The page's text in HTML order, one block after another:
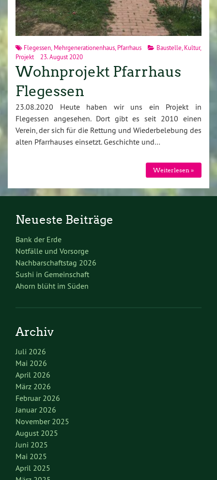
Flegessen Mehrgenerationenhaus, Pfarrhaus Baustelle Kultur,
Projekt
23. August 2020
Wohnprojekt Pfarrhaus
Flegessen
23.08.2020 Heute haben wir uns ein Projekt in
Flegessen angesehen. Dort gibt es seit 2010 einen
Verein, der sich für die Rettung und Wiederbelebung des
alten Pfarrhauses einsetzt. Geschichte und…
Weiterlesen »
Neueste Beiträge
Bank der Erde
Notfälle und Vorsorge
Nachbarschaftstag 2026
Sushi in Gemeinschaft
Ahorn blüht im Süden
Archiv
Juli 2026
Mai 2026
April 2026
März 2026
Februar 2026
Januar 2026
November 2025
August 2025
Juni 2025
Mai 2025
April 2025